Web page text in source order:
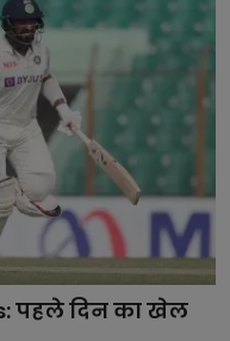
पहले दिन का खेल